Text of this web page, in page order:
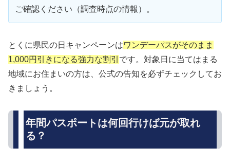
ご確認ください（調査時点の情報）。
とくに県民の日キャンペーンはワンデーパスがそのまま
1,000円引きになる強力な割引 です。対象日に当てはまる
地域にお住まいの方は、公式の告知を必ずチェックしてお
きましょう。
年間パスポートは何回行けば元が取れ
る？